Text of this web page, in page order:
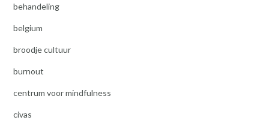
behandeling
belgium
broodje cultuur
burnout
centrum voor mindfulness
civas